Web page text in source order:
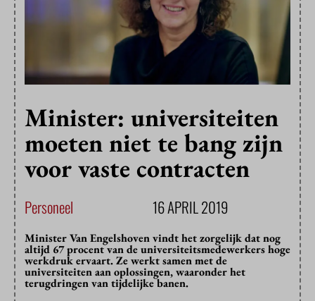
Minister: universiteiten
moeten niet te bang zijn
voor vaste contracten
Personeel 16 APRIL 2019
Minister Van Engelshoven vindt het zorgelijk dat nog
altijd 67 procent van de universiteitsmedewerkers hoge
werkdruk ervaart. Ze werkt samen met de
universiteiten aan oplossingen, waaronder het
terugdringen van tijdelijke banen.